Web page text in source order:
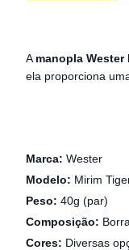
A manopla Wester
ela proporciona
Marca: Wester
Modelo: Mirim
Peso: 40g (par)
Composição:
Cores: Diversas